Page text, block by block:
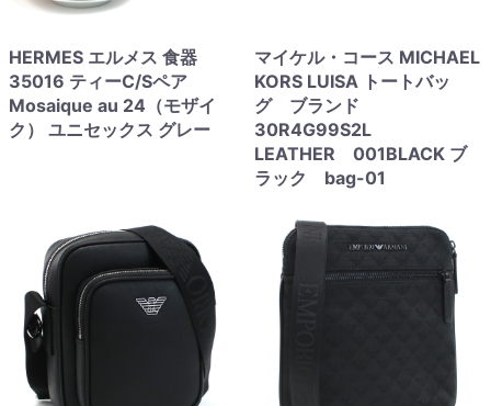
HERMES エルメス 食器
35016 ティーC/Sペア
Mosaique au 24（モザイ
ク） ユニセックス グレー
マイケル・コース MICHAEL
KORS LUISA トートバッ
グ ブランド
30R4G99S2L
LEATHER 001BLACK ブ
ラック bag-01